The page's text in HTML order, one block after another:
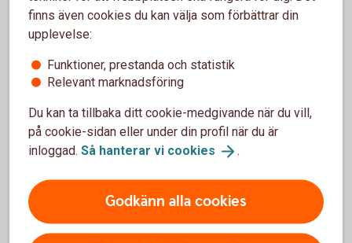
Försäkra dig själv & din
ekonomi
Arbetslöshet, olycksfall eller sjukdom kan drabba
alla, men med rätt försäkring tryggar du ekonomin för
dig och din familj.
Personförsäkring – för dig ochfamiljen
finns även cookies du kan välja som förbättrar din
upplevelse:
Funktioner, prestanda och statistik
Relevant marknadsföring
Du kan ta tillbaka ditt cookie-medgivande när du vill,
på cookie-sidan eller under din profil när du är
inloggad. Så hanterar vi cookies .
Godkänn alla cookies